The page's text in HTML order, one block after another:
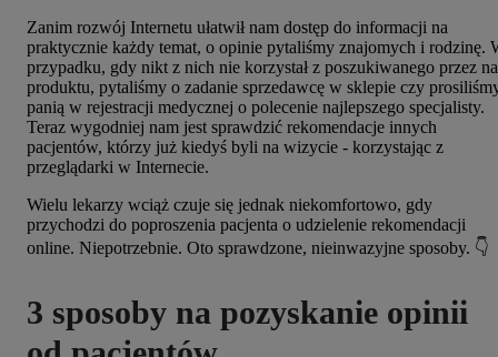
Zanim rozwój Internetu ułatwił nam dostęp do informacji na
praktycznie każdy temat, o opinie pytaliśmy znajomych i rodzinę.
przypadku, gdy nikt z nich nie korzystał z poszukiwanego przez
produktu, pytaliśmy o zadanie sprzedawcę w sklepie czy
panią w rejestracji medycznej o polecenie najlepszego specjalisty.
Teraz wygodniej nam jest sprawdzić rekomendacje innych
pacjentów, którzy już kiedyś byli na wizycie - korzystając z
przeglądarki w Internecie.
Wielu lekarzy wciąż czuje się jednak niekomfortowo, gdy
przychodzi do poproszenia pacjenta o udzielenie rekomendacji
online. Niepotrzebnie. Oto sprawdzone, nieinwazyjne sposoby. 👇
3 sposoby na pozyskanie opinii